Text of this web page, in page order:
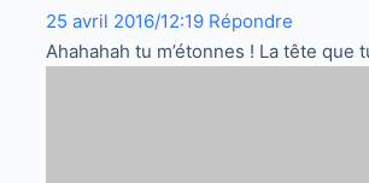
25 avril 2016/12:19 Répondre
Ahahahah tu m’étonnes ! La tête que